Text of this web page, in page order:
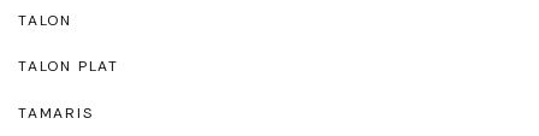
TALON
TALON PLAT
TAMARIS